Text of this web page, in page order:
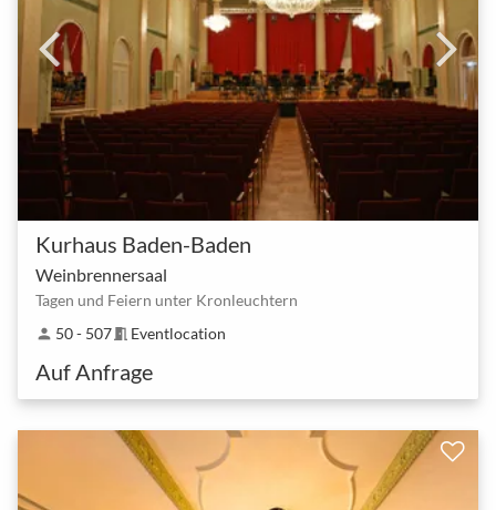
Kurhaus Baden-Baden
Weinbrennersaal
Tagen und Feiern unter Kronleuchtern
person 50 - 507meeting_room Eventlocation
Auf Anfrage